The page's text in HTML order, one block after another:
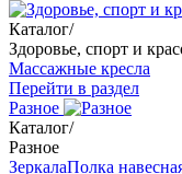
Каталог/
Здоровье, спорт и
Массажные кресла
Перейти в раздел
Разное
Каталог/
Разное
ЗеркалаПолка